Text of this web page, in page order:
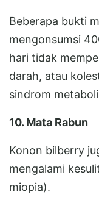
Beberapa bukti
mengonsumsi
hari tidak
darah, atau
sindrom
10. Mata Rabun
Konon bilberry
mengalami
miopia).